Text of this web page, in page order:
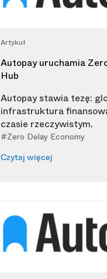
Artykuł
Autopay uruchamia
Hub
Autopay stawia tezę:
infrastruktura
czasie rzeczywistym.
#Zero Delay Economy
Czytaj więcej